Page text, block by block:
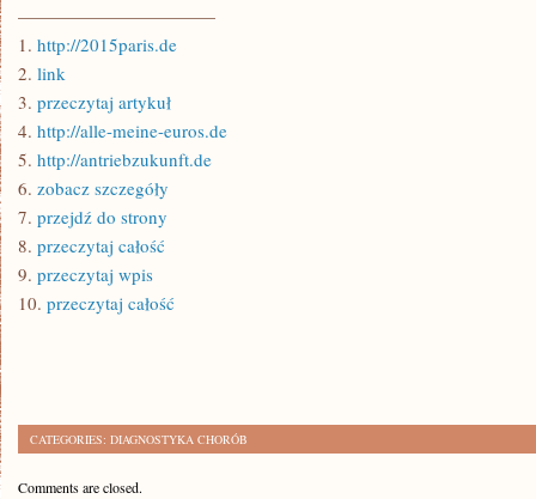
———————————
1. http://2015paris.de
2. link
3. przeczytaj artykuł
4. http://alle-meine-euros.de
5. http://antriebzukunft.de
6. zobacz szczegóły
7. przejdź do strony
8. przeczytaj całość
9. przeczytaj wpis
10. przeczytaj całość
CATEGORIES: DIAGNOSTYKA CHORÓB
Comments are closed.